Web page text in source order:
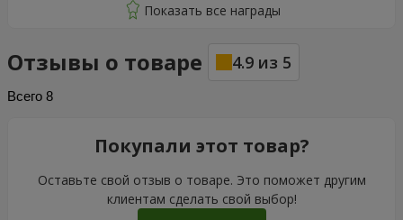
Отзывы о товаре 4.9 из 5
Всего 8
Покупали этот товар?
Оставьте свой отзыв о товаре. Это поможет другим
клиентам сделать свой выбор!